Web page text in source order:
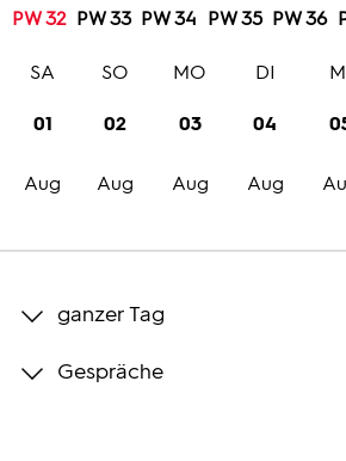
Programm
Trailer
Bilder
PW 32 PW 33 PW 34 PW 35 PW 36
01
Aug
SA
02
Aug
SO
03
Aug
MO
04
Aug
DI
ganzer Tag
Gespräche